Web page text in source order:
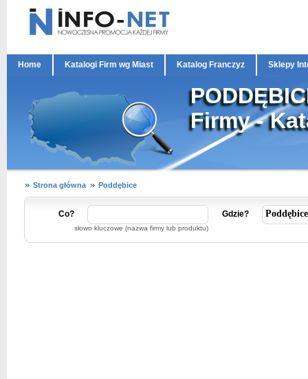
Home Katalogi Firm wg Miast Katalog Franczyz Sklepy
Firmy -
Strona główna Poddębice
Co?
słowo kluczowe (nazwa firmy lub produktu)
Gdzie?